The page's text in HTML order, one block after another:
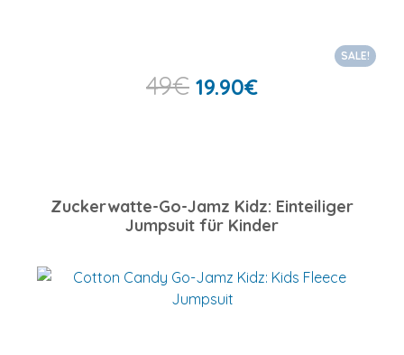
SALE!
49€ 19.90€
Zuckerwatte-Go-Jamz Kidz: Einteiliger
Jumpsuit für Kinder